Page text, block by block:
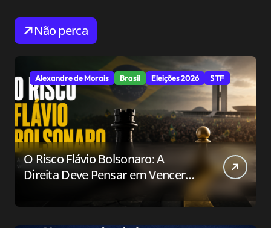
Não perca
Alexandre de Morais Brasil Eleições 2026 STF
O Risco Flávio Bolsonaro: A
Direita Deve Pensar em Vencer